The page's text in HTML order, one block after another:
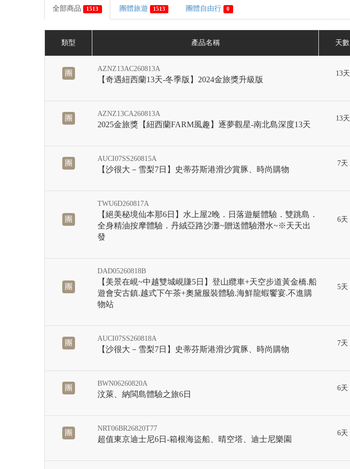
全部商品 1513 團體旅遊 1513 團體自由行 0
類型 產品名稱 天數
團
AZNZ13AC260813A
【奇遇紐西蘭13天-冬季版】2024金旅獎升級版
13天
團
AZNZ13CA260813A
2025金旅獎【紐西蘭FARM風趣】逐夢觀星-南北島深度13天
13天
團
AUCI07SS260815A
【沙很大－雪梨7日】史蒂芬斯港滑沙賞豚、時尚購物
7天
團
TWU6D260817A
【絕美秘境仙本那6日】水上屋2晚．日落遊艇體驗．雙跳島．
全身精油按摩體驗．丹絨亞路沙灘~贈送體驗潛水~※天天出
發
6天
團
DAD05260818B
【美景在峴~中越雙城峴賺5日】登山纜車+天空步道黃金橋.船
遊會安古鎮.越式下午茶+奧黛服裝體驗.海鮮龍蝦饗宴.不進購
物站
5天
團
AUCI07SS260818A
【沙很大－雪梨7日】史蒂芬斯港滑沙賞豚、時尚購物
7天
團
BWN06260820A
汶萊、納閩島體驗之旅6日
6天
團
NRT06BR26820T77
超值東京迪士尼6日-箱根海盜船、晴空塔、迪士尼樂園
6天